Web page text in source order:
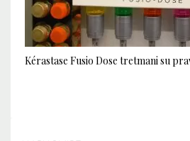
Kérastase Fusio Dose tretmani su